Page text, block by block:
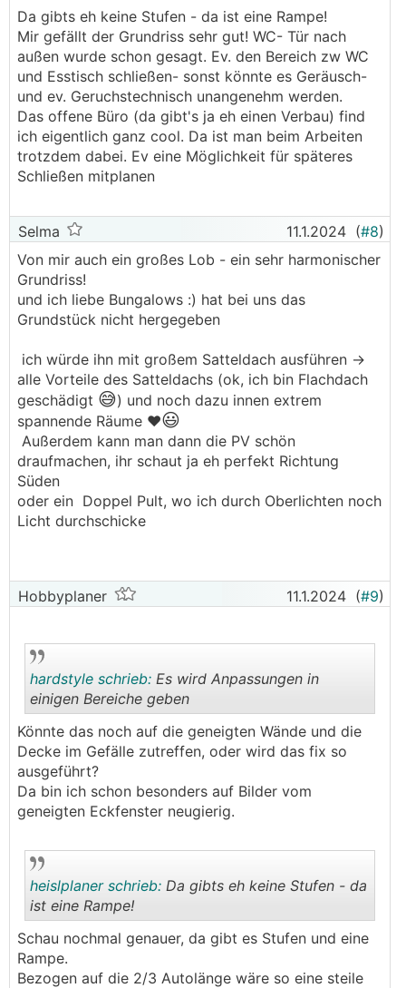
Da gibts eh keine Stufen - da ist eine Rampe!
Mir gefällt der Grundriss sehr gut! WC- Tür nach
außen wurde schon gesagt. Ev. den Bereich zw WC
und Esstisch schließen- sonst könnte es Geräusch-
und ev. Geruchstechnisch unangenehm werden.
Das offene Büro (da gibt's ja eh einen Verbau) find
ich eigentlich ganz cool. Da ist man beim Arbeiten
trotzdem dabei. Ev eine Möglichkeit für späteres
Schließen mitplanen
Selma 11.1.2024 (#8)
Von mir auch ein großes Lob - ein sehr harmonischer
Grundriss!
und ich liebe Bungalows :) hat bei uns das
Grundstück nicht hergegeben
ich würde ihn mit großem Satteldach ausführen ->
alle Vorteile des Satteldachs (ok, ich bin Flachdach
geschädigt 😅) und noch dazu innen extrem
spannende Räume ❤️😃
Außerdem kann man dann die PV schön
draufmachen, ihr schaut ja eh perfekt Richtung
Süden
oder ein Doppel Pult, wo ich durch Oberlichten noch
Licht durchschicke
Hobbyplaner 11.1.2024 (#9)
..
hardstyle schrieb: Es wird Anpassungen in
einigen Bereiche geben
Könnte das noch auf die geneigten Wände und die
Decke im Gefälle zutreffen, oder wird das fix so
ausgeführt?
Da bin ich schon besonders auf Bilder vom
geneigten Eckfenster neugierig.
heislplaner schrieb: Da gibts eh keine Stufen - da
ist eine Rampe!
Schau nochmal genauer, da gibt es Stufen und eine
Rampe.
Bezogen auf die 2/3 Autolänge wäre so eine steile